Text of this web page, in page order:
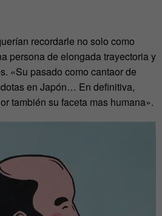
recordarle no solo como
persona de elongada trayectoria y
«Su pasado como cantaor de
en Japón… En definitiva,
también su faceta mas humana».